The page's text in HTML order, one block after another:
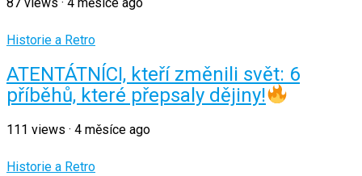
Historie a Retro
ATENTÁTNÍCI, kteří změnili svět: 6
příběhů, které přepsaly dějiny!
111 views · 4 měsíce ago
Historie a Retro